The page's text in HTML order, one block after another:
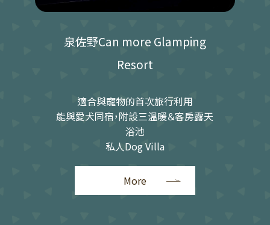
泉佐野Can more Glamping
Resort
適合與寵物的首次旅行利用
能與愛犬同宿，附設三溫暖＆客房露天
浴池
私人Dog Villa
More